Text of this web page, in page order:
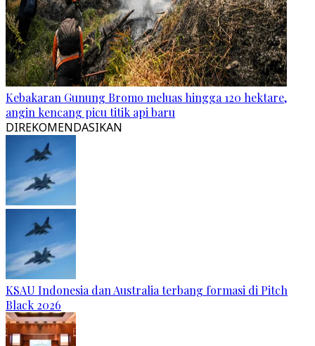
Kebakaran Gunung Bromo meluas hingga 120 hektare,
angin kencang picu titik api baru
DIREKOMENDASIKAN
KSAU Indonesia dan Australia terbang formasi di Pitch
Black 2026